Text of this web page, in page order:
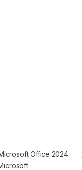
Office 2024